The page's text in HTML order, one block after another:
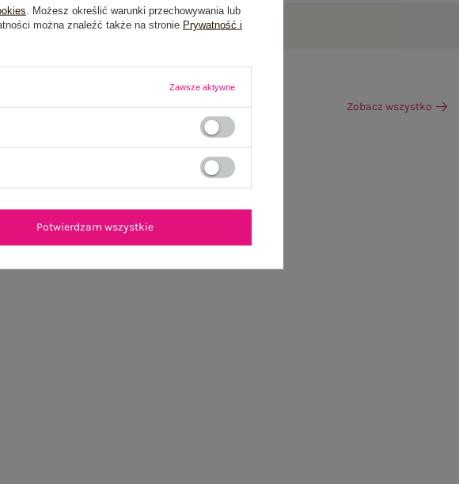
Zobacz wszystko
. Możesz określić warunki przechowywania lub
można znaleźć także na stronie Prywatność i
Zawsze aktywne
Potwierdzam wszystkie